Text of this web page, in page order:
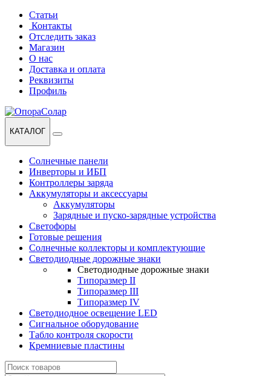
Перейти
навигации
Перейти
содержанию
Статьи
Контакты
Отследить заказ
Магазин
О нас
Доставка и оплата
Реквизиты
Профиль
КАТАЛОГ
Солнечные панели
Инверторы и ИБП
Контроллеры заряда
Аккумуляторы и аксессуары
Аккумуляторы
Зарядные и пуско-зарядные устройства
Светофоры
Готовые решения
Солнечные коллекторы и комплектующие
Светодиодные дорожные знаки
Светодиодные дорожные знаки
Типоразмер II
Типоразмер III
Типоразмер IV
Светодиодное освещение LED
Сигнальное оборудование
Табло контроля скорости
Кремниевые пластины
Найти: